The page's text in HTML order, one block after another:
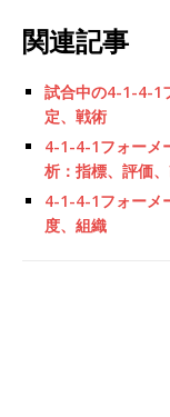
関連記事
試合中の4-1-4-1
定、戦術
4-1-4-1フォーメ
析：指標、評価
4-1-4-1フォーメ
度、組織